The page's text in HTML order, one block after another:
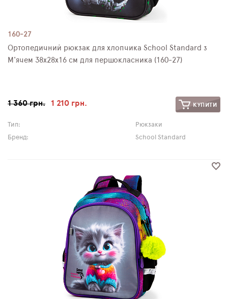
160-27
Ортопедичний рюкзак для хлопчика School Standard з
М'ячем 38х28х16 см для першокласника (160-27)
1 360 грн. 1 210 грн. КУПИТИ
Тип:
Рюкзаки
Бренд:
School Standard